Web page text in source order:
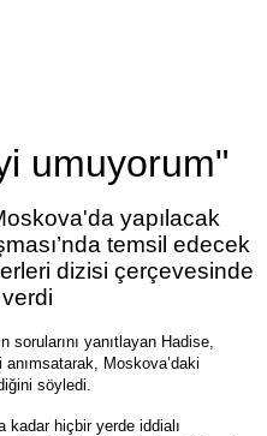
umuyorum"
yapılacak
temsil edecek
dizisi çerçevesinde
sorularını yanıtlayan Hadise,
Moskova’daki
söyledi.
kadar hiçbir yerde iddialı